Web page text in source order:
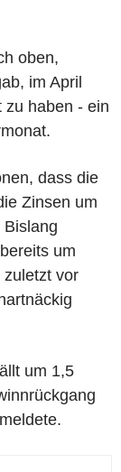
oben,
im April
zu haben - ein
dass die
Zinsen um
um
zuletzt vor
um 1,5